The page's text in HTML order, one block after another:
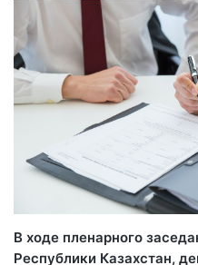
В ходе пленарного
Республики Казахстан,